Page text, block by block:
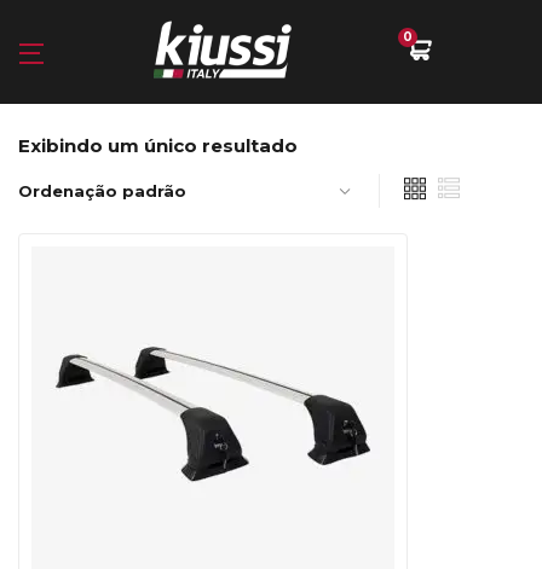
0
Exibindo um único resultado